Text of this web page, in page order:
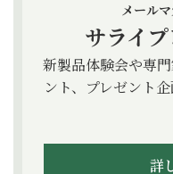
メール
サライ
新製品体験会や専
ント、プレゼント
詳